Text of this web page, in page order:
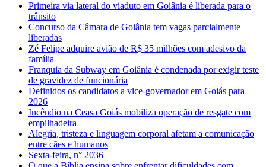
Primeira via lateral do viaduto em Goiânia é liberada para o
trânsito
Concurso da Câmara de Goiânia tem vagas parcialmente
liberadas
Zé Felipe adquire avião de R$ 35 milhões com adesivo da
família
Franquia da Subway em Goiânia é condenada por exigir teste
de gravidez de funcionária
Definidos os candidatos a vice-governador em Goiás para
2026
Incêndio na Ceasa Goiás mobiliza operação de resgate com
empilhadeira
Alegria, tristeza e linguagem corporal afetam a comunicação
entre cães e humanos
Sexta-feira, n° 2036